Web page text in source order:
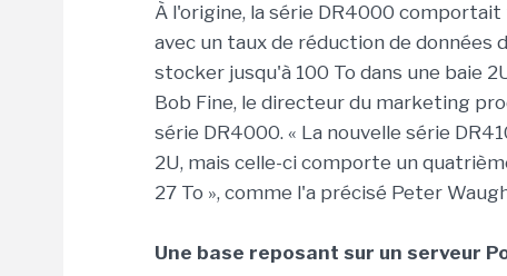
À l'origine, la série DR4000 comportait
avec un taux de réduction de données
stocker jusqu'à 100 To dans une baie
Bob Fine, le directeur du marketing
série DR4000. « La nouvelle série
2U, mais celle-ci comporte un
27 To », comme l'a précisé Peter
Une base reposant sur un serveur